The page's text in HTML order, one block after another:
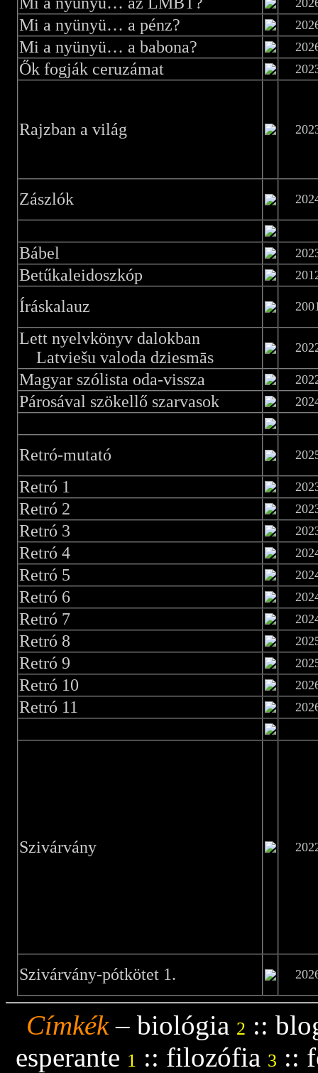
Mi a nyünyü… a pénz?
Mi a nyünyü… a babona?
Ők fogják ceruzámat
Rajzban a világ
Zászlók
Bábel
Betűkaleidoszkóp
Íráskalauz
Lett nyelvkönyv dalokban
Latviešu valoda dziesmās
Magyar szólista oda-vissza
Párosával szökellő szarvasok
Retró-mutató
Retró 1
Retró 2
Retró 3
Retró 4
Retró 5
Retró 6
Retró 7
Retró 8
Retró 9
Retró 10
Retró 11
Szivárvány
Szivárvány-pótkötet 1.
Címkék– biológia 2 ::
esperante 1 :: filozófia 3 ::